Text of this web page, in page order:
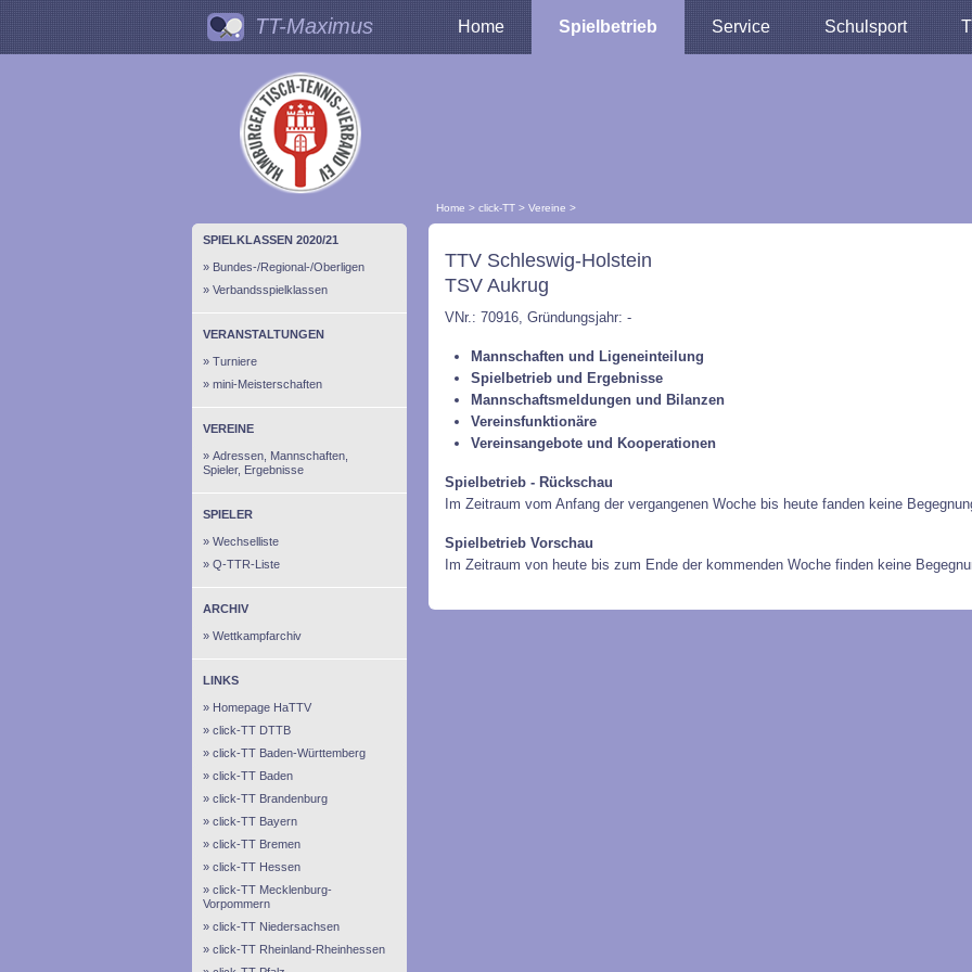
TT-Maximus Home Spielbetrieb Service Schulsport
Home > click-TT > Vereine >
SPIELKLASSEN 2020/21
Bundes-/Regional-/Oberligen
Verbandsspielklassen
VERANSTALTUNGEN
Turniere
mini-Meisterschaften
VEREINE
Adressen, Mannschaften,
Spieler, Ergebnisse
SPIELER
Wechselliste
Q-TTR-Liste
ARCHIV
Wettkampfarchiv
LINKS
Homepage HaTTV
click-TT DTTB
click-TT Baden-Württemberg
click-TT Baden
click-TT Brandenburg
click-TT Bayern
click-TT Bremen
click-TT Hessen
click-TT Mecklenburg-
Vorpommern
click-TT Niedersachsen
click-TT Rheinland-Rheinhessen
TTV Schleswig-Holstein
TSV Aukrug
VNr.: 70916, Gründungsjahr: -
Mannschaften und Ligeneinteilung
Spielbetrieb und Ergebnisse
Mannschaftsmeldungen und Bilanzen
Vereinsfunktionäre
Vereinsangebote und Kooperationen
Spielbetrieb - Rückschau
Im Zeitraum vom Anfang der vergangenen Woche bis heute fanden keine
Spielbetrieb Vorschau
Im Zeitraum von heute bis zum Ende der kommenden Woche finden keine